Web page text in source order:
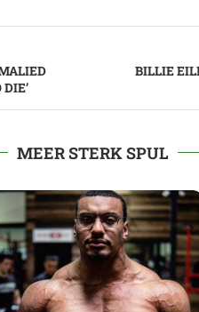
BILLIE
MEER STERK SPUL